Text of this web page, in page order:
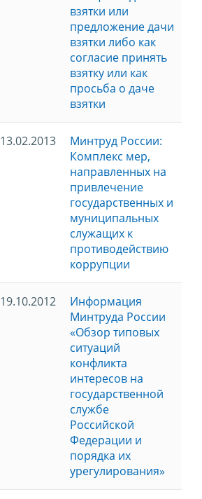
взятки или
предложение дачи
взятки либо как
согласие принять
взятку или как
просьба о даче
взятки
13.02.2013
Минтруд России:
Комплекс мер,
направленных на
привлечение
государственных и
муниципальных
служащих к
противодействию
коррупции
19.10.2012
Информация
Минтруда России
«Обзор типовых
ситуаций
конфликта
интересов на
государственной
службе
Российской
Федерации и
порядка их
урегулирования»